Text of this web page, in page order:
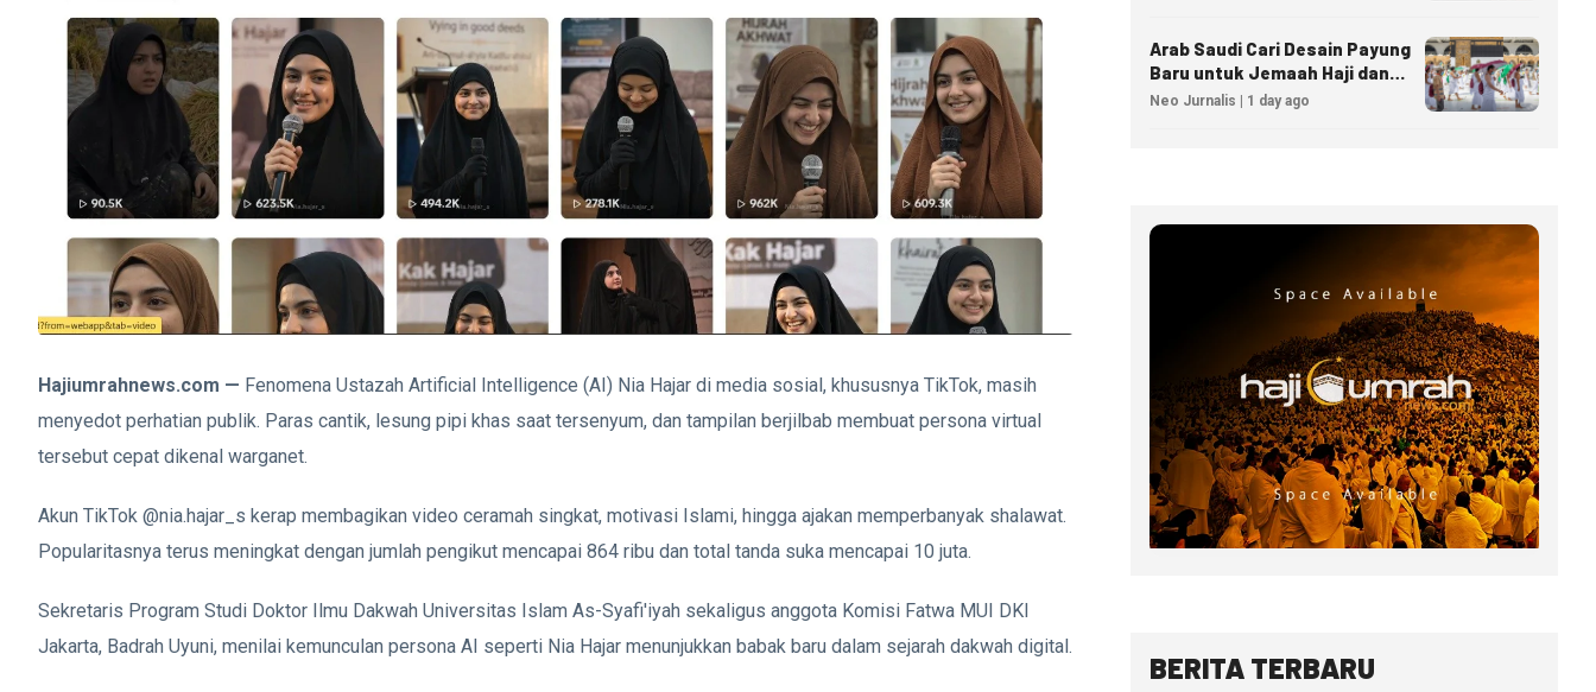
Hajiumrahnews.com — Fenomena Ustazah Artificial Intelligence (AI) Nia Hajar di media sosial, khususnya TikTok, masih
menyedot perhatian publik. Paras cantik, lesung pipi khas saat tersenyum, dan tampilan berjilbab membuat persona virtual
tersebut cepat dikenal warganet.
Akun TikTok @nia.hajar_s kerap membagikan video ceramah singkat, motivasi Islami, hingga ajakan memperbanyak shalawat.
Popularitasnya terus meningkat dengan jumlah pengikut mencapai 864 ribu dan total tanda suka mencapai 10 juta.
Sekretaris Program Studi Doktor Ilmu Dakwah Universitas Islam As-Syafi'iyah sekaligus anggota Komisi Fatwa MUI DKI
Jakarta, Badrah Uyuni, menilai kemunculan persona AI seperti Nia Hajar menunjukkan babak baru dalam sejarah dakwah digital.
Arab Saudi Cari Desain Payung
Baru untuk Jemaah Haji dan
Umrah
Neo Jurnalis | 1 day ago
BERITA TERBARU